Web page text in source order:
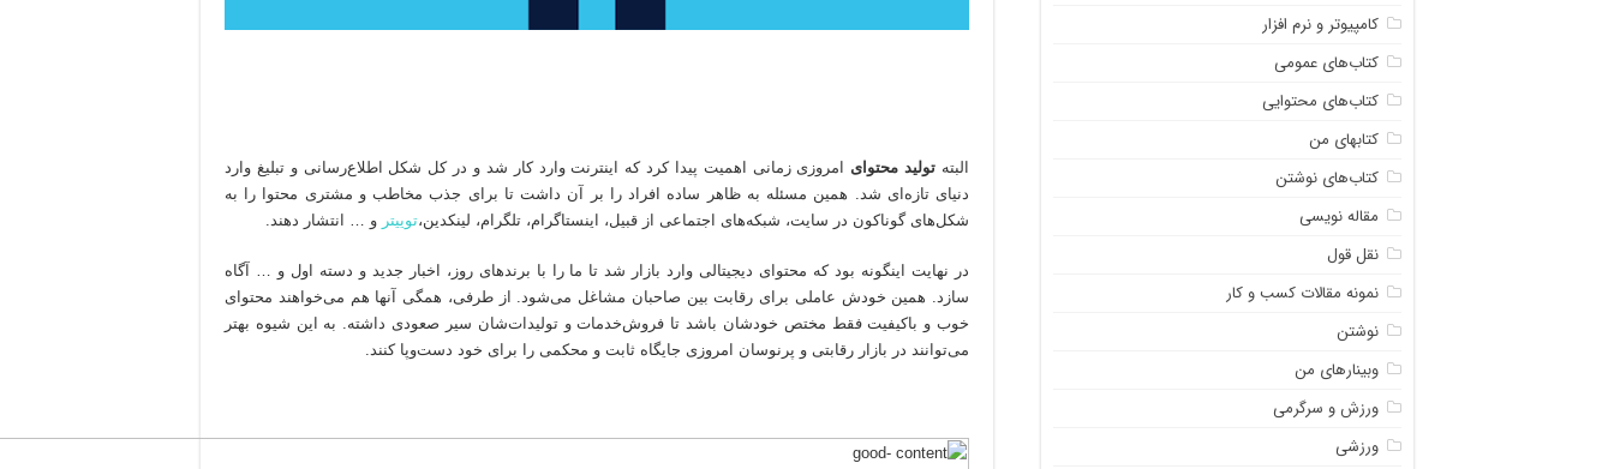
البته تولید محتوای امروزی زمانی اهمیت پیدا کرد که اینترنت وارد کار شد و در کل شکل اطلاع‌رسانی و تبلیغ وارد
دنیای تازه‌ای شد. همین مسئله به ظاهر ساده افراد را بر آن داشت تا برای جذب مخاطب و مشتری محتوا را به
شکل‌های گوناکون در سایت، شبکه‌های اجتماعی از قبیل، اینستاگرام، تلگرام، لینکدین،توییتر و … انتشار دهند.
در نهایت اینگونه بود که محتوای دیجیتالی وارد بازار شد تا ما را با برندهای روز، اخبار جدید و دسته اول و … آگاه
سازد. همین خودش عاملی برای رقابت بین صاحبان مشاغل می‌شود. از طرفی، همگی آنها هم می‌خواهند محتوای
خوب و باکیفیت فقط مختص خودشان باشد تا فروش‌خدمات و تولیدات‌شان سیر صعودی داشته. به این شیوه بهتر
می‌توانند در بازار رقابتی و پرنوسان امروزی جایگاه ثابت و محکمی را برای خود دست‌و‌پا کنند.
کامپیوتر و نرم افزار
کتاب‌های عمومی
کتاب‌های محتوایی
کتابهای من
کتاب‌های نوشتن
مقاله نویسی
نقل قول
نمونه مقالات کسب و کار
نوشتن
وبینارهای من
ورزش و سرگرمی
ورزشی